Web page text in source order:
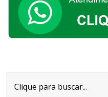
Clique para buscar...